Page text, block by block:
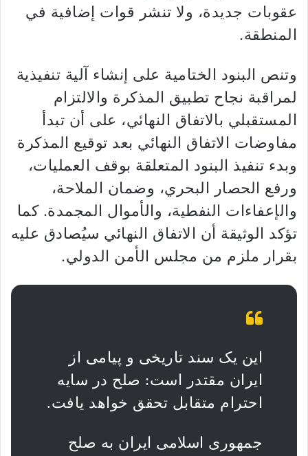
عقوبات جديدة، ولا تنشر قوات إضافية في
المنطقة.
وتنص البنود الختامية على إنشاء آلية تنفيذية
لمراقبة نجاح تطبيق المذكرة والالتزام
المستقبلي بالاتفاق النهائي، على أن تبدأ
مفاوضات الاتفاق النهائي بعد توقيع المذكرة
وبدء تنفيذ البنود المتعلقة بوقف العمليات،
ورفع الحصار البحري، وضمان الملاحة،
والإعفاءات النفطية، والأموال المجمدة. كما
تؤكد الوثيقة أن الاتفاق النهائي سيُصادق عليه
بقرار ملزم من مجلس الأمن الدولي.
این یک سند تاریخی و پیامی از
ایران مقتدر است: صلح در سایه
احترام متقابل تحقق خواهد یافت.
جمهوری اسلامی ایران به صلح